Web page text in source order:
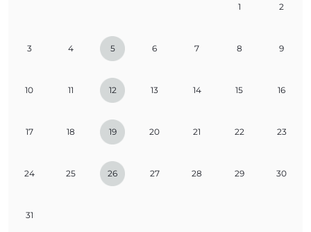
1 2
3 4 5 6 7 8 9
10 11 12 13 14 15 16
17 18 19 20 21 22 23
24 25 26 27 28 29 30
31